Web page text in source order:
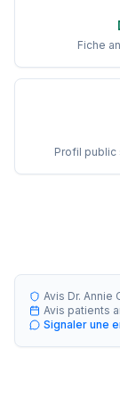
Fiche
Profil
Avis Dr. Annie
Avis patients
Signaler une